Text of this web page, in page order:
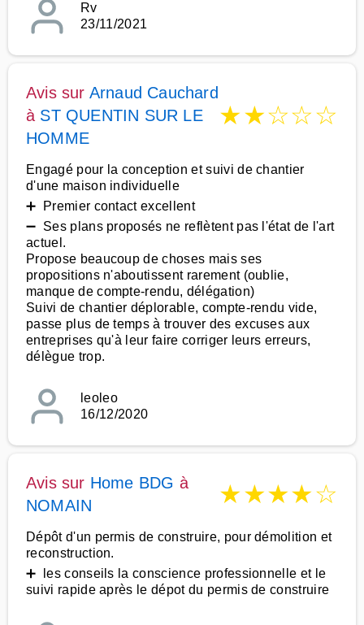
Rv
23/11/2021
Avis sur Arnaud Cauchard
à ST QUENTIN SUR LE
HOMME
★★☆☆☆
Engagé pour la conception et suivi de chantier
d'une maison individuelle
➕ Premier contact excellent
➖ Ses plans proposés ne reflètent pas l'état de l'art
actuel.
Propose beaucoup de choses mais ses
propositions n'aboutissent rarement (oublie,
manque de compte-rendu, délégation)
Suivi de chantier déplorable, compte-rendu vide,
passe plus de temps à trouver des excuses aux
entreprises qu'à leur faire corriger leurs erreurs,
délègue trop.
leoleo
16/12/2020
Avis sur Home BDG à
NOMAIN
★★★★☆
Dépôt d'un permis de construire, pour démolition et
reconstruction.
➕ les conseils la conscience professionnelle et le
suivi rapide après le dépot du permis de construire